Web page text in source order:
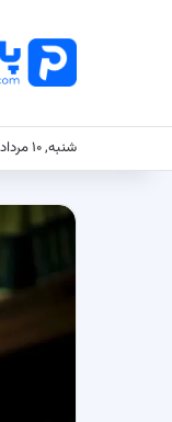
شنبه, ۱۰ مرداد ۱۴۰۵